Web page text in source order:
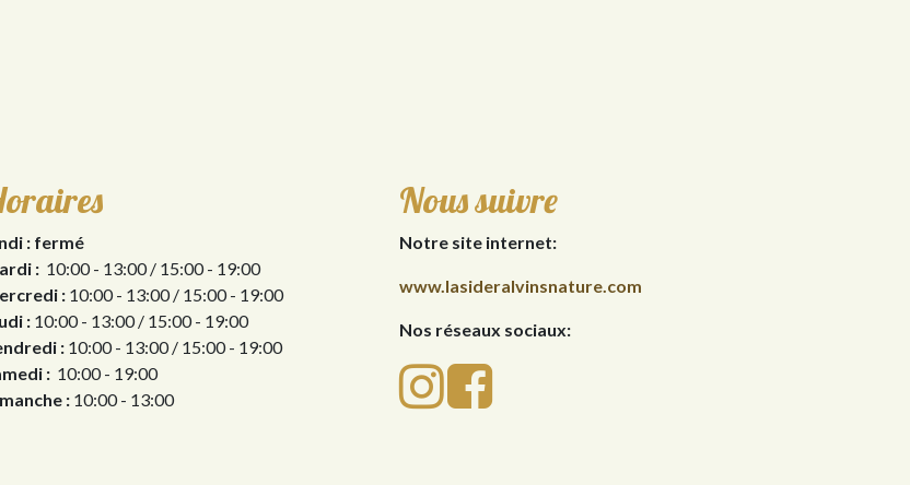
: fermé
: 10:00 - 13:00 / 15:00 - 19:00
: 10:00 - 13:00 / 15:00 - 19:00
: 10:00 - 13:00 / 15:00 - 19:00
: 10:00 - 13:00 / 15:00 - 19:00
: 10:00 - 19:00
: 10:00 - 13:00
Nous suivre
Notre site internet:
www.lasideralvinsnature.com
Nos réseaux sociaux: